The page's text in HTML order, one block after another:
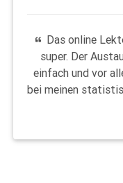
Das online
super. Der
einfach und vor
bei meinen